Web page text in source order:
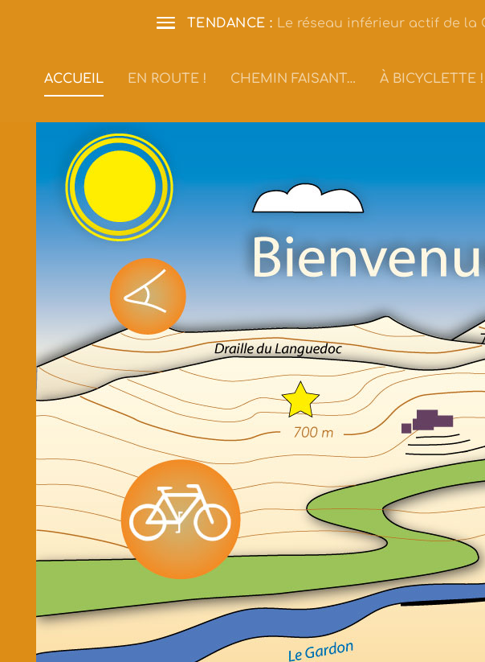
TENDANCE : Le réseau inférieur actif de la
ACCUEIL EN ROUTE ! CHEMIN FAISANT… À BICYCLETTE !